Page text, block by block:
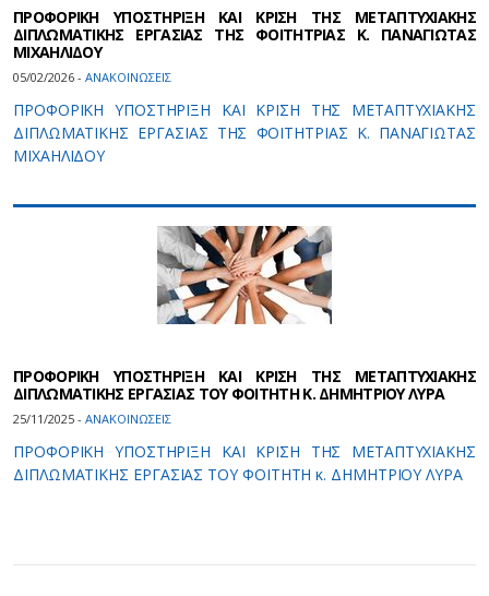
ΠΡΟΦΟΡΙΚΗ ΥΠΟΣΤΗΡΙΞΗ ΚΑΙ ΚΡΙΣΗ ΤΗΣ ΜΕΤΑΠΤΥΧΙΑΚΗΣ
ΔΙΠΛΩΜΑΤΙΚΗΣ ΕΡΓΑΣΙΑΣ ΤΗΣ ΦΟΙΤΗΤΡΙΑΣ Κ. ΠΑΝΑΓΙΩΤΑΣ
ΜΙΧΑΗΛΙΔΟΥ
05/02/2026 - ΑΝΑΚΟΙΝΩΣΕΙΣ
ΠΡΟΦΟΡΙΚΗ ΥΠΟΣΤΗΡΙΞΗ ΚΑΙ ΚΡΙΣΗ ΤΗΣ ΜΕΤΑΠΤΥΧΙΑΚΗΣ
ΔΙΠΛΩΜΑΤΙΚΗΣ ΕΡΓΑΣΙΑΣ ΤΗΣ ΦΟΙΤΗΤΡΙΑΣ Κ. ΠΑΝΑΓΙΩΤΑΣ
ΜΙΧΑΗΛΙΔΟΥ
ΠΡΟΦΟΡΙΚΗ ΥΠΟΣΤΗΡΙΞΗ ΚΑΙ ΚΡΙΣΗ ΤΗΣ ΜΕΤΑΠΤΥΧΙΑΚΗΣ
ΔΙΠΛΩΜΑΤΙΚΗΣ ΕΡΓΑΣΙΑΣ ΤOY ΦΟΙΤΗΤH Κ. ΔΗΜΗΤΡΙΟΥ ΛΥΡΑ
25/11/2025 - ΑΝΑΚΟΙΝΩΣΕΙΣ
ΠΡΟΦΟΡΙΚΗ ΥΠΟΣΤΗΡΙΞΗ ΚΑΙ ΚΡΙΣΗ ΤΗΣ ΜΕΤΑΠΤΥΧΙΑΚΗΣ
ΔΙΠΛΩΜΑΤΙΚΗΣ ΕΡΓΑΣΙΑΣ ΤOY ΦΟΙΤΗΤH κ. ΔΗΜΗΤΡΙΟΥ ΛΥΡΑ